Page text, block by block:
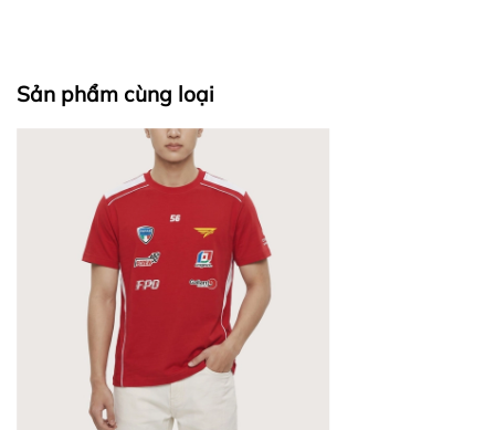
Sản phẩm cùng loại